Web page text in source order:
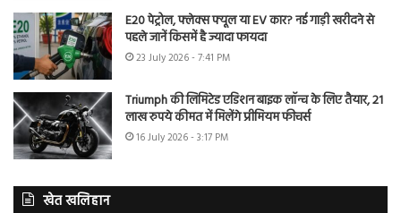
E20 पेट्रोल, फ्लेक्स फ्यूल या EV कार? नई गाड़ी खरीदने से
पहले जानें किसमें है ज्यादा फायदा
23 July 2026 - 7:41 PM
Triumph की लिमिटेड एडिशन बाइक लॉन्च के लिए तैयार, 21
लाख रुपये कीमत में मिलेंगे प्रीमियम फीचर्स
16 July 2026 - 3:17 PM
खेत खलिहान